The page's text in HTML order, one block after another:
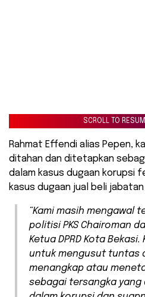
SCROLL TO
Rahmat Effendi alias Pepen,
ditahan dan ditetapkan
dalam kasus dugaan korupsi
kasus dugaan jual beli
“Kami masih mengawal
politisi PKS Chairoman
Ketua DPRD Kota
untuk mengusut tuntas
menangkap atau
sebagai tersangka